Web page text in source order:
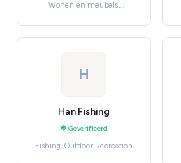
Wonen en meubels,
H
Han Fishing
Geverifieerd
Fishing, Outdoor Recreation